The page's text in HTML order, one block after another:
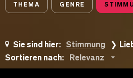
THEMA GENRE
Sie sind hier: Stimmung
Sortieren nach:
Relevanz